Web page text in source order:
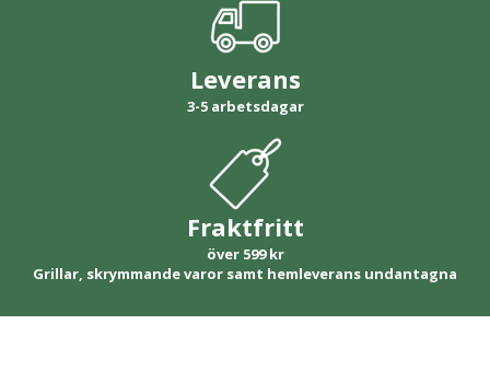
Leverans
3-5 arbetsdagar
Fraktfritt
över 599 kr
Grillar, skrymmande varor samt hemleverans undantagna